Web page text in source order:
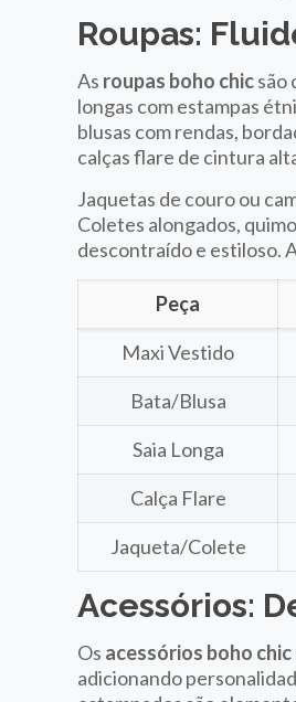
Roupas:
As roupas boho chicsão
longas com estampas
blusas com rendas,
calças flare de cintura
Jaquetas de couro ou
Coletes alongados,
descontraído e estiloso.
Peça
Maxi Vestido
Bata/Blusa
Saia Longa
Calça Flare
Jaqueta/Colete
Acessórios:
Os acessórios boho chic
adicionando